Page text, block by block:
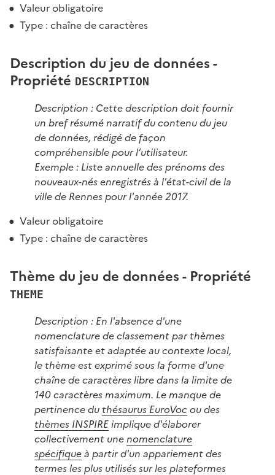
Valeur obligatoire
Type : chaîne de caractères
Description du jeu de données -
Propriété DESCRIPTION
Description : Cette description doit fournir
un bref résumé narratif du contenu du jeu
de données, rédigé de façon
compréhensible pour l’utilisateur.
Exemple : Liste annuelle des prénoms des
nouveaux-nés enregistrés à l'état-civil de la
ville de Rennes pour l'année 2017.
Valeur obligatoire
Type : chaîne de caractères
Thème du jeu de données - Propriété
THEME
Description : En l'absence d'une
nomenclature de classement par thèmes
satisfaisante et adaptée au contexte local,
le thème est exprimé sous la forme d'une
chaîne de caractères libre dans la limite de
140 caractères maximum. Le manque de
pertinence du thésaurus EuroVocou des
thèmes INSPIRE implique d'élaborer
collectivement une nomenclature
spécifiqueà partir d'un appariement des
termes les plus utilisés sur les plateformes